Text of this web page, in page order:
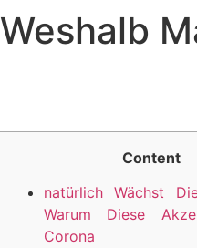
Weshalb
Content
natürlich Wächst
Warum Diese
Corona